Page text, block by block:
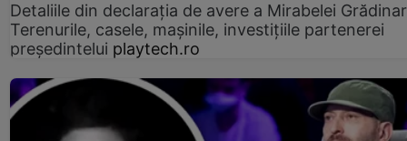
Detaliile din declaraţia de avere a Mirabelei
Terenurile, casele, mașinile, investițiile partenerei
președintelui playtech.ro